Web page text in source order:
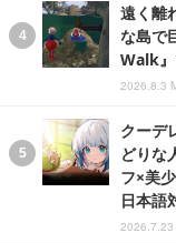
遠く離
な島で
Walk』
2026.8.3
クーデ
どりな
フ×美
日本語